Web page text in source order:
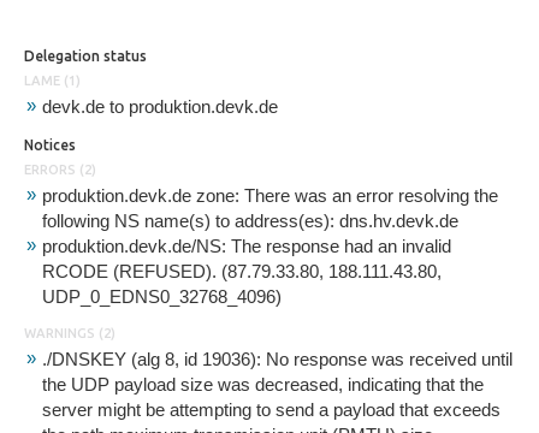
Delegation status
LAME (1)
devk.de to produktion.devk.de
Notices
ERRORS (2)
produktion.devk.de zone: There was an error resolving the
following NS name(s) to address(es): dns.hv.devk.de
produktion.devk.de/NS: The response had an invalid
RCODE (REFUSED). (87.79.33.80, 188.111.43.80,
UDP_0_EDNS0_32768_4096)
WARNINGS (2)
./DNSKEY (alg 8, id 19036): No response was received until
the UDP payload size was decreased, indicating that the
server might be attempting to send a payload that exceeds